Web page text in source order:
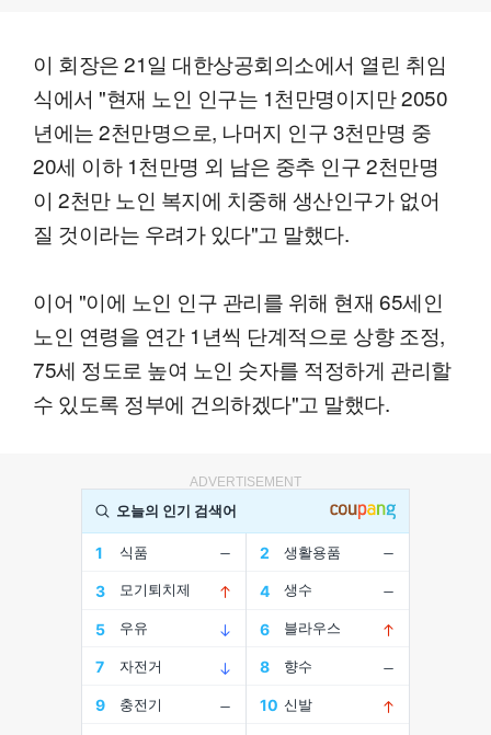
이 회장은 21일 대한상공회의소에서 열린 취임
식에서 "현재 노인 인구는 1천만명이지만 2050
년에는 2천만명으로, 나머지 인구 3천만명 중
20세 이하 1천만명 외 남은 중추 인구 2천만명
이 2천만 노인 복지에 치중해 생산인구가 없어
질 것이라는 우려가 있다"고 말했다.
이어 "이에 노인 인구 관리를 위해 현재 65세인
노인 연령을 연간 1년씩 단계적으로 상향 조정,
75세 정도로 높여 노인 숫자를 적정하게 관리할
수 있도록 정부에 건의하겠다"고 말했다.
ADVERTISEMENT